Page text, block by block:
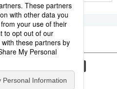
気象庁 地震